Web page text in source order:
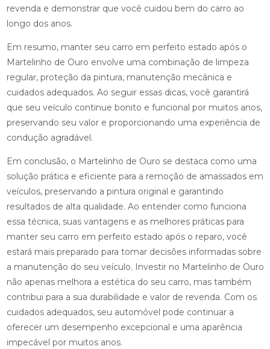
revenda e demonstrar que você cuidou bem do carro ao
longo dos anos.
Em resumo, manter seu carro em perfeito estado após o
Martelinho de Ouro envolve uma combinação de limpeza
regular, proteção da pintura, manutenção mecânica e
cuidados adequados. Ao seguir essas dicas, você garantirá
que seu veículo continue bonito e funcional por muitos anos,
preservando seu valor e proporcionando uma experiência de
condução agradável.
Em conclusão, o Martelinho de Ouro se destaca como uma
solução prática e eficiente para a remoção de amassados em
veículos, preservando a pintura original e garantindo
resultados de alta qualidade. Ao entender como funciona
essa técnica, suas vantagens e as melhores práticas para
manter seu carro em perfeito estado após o reparo, você
estará mais preparado para tomar decisões informadas sobre
a manutenção do seu veículo. Investir no Martelinho de Ouro
não apenas melhora a estética do seu carro, mas também
contribui para a sua durabilidade e valor de revenda. Com os
cuidados adequados, seu automóvel pode continuar a
oferecer um desempenho excepcional e uma aparência
impecável por muitos anos.